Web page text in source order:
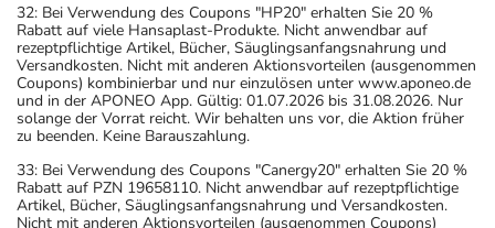
32: Bei Verwendung des Coupons "HP20" erhalten Sie 20 %
Rabatt auf viele Hansaplast-Produkte. Nicht anwendbar auf
rezeptpflichtige Artikel, Bücher, Säuglingsanfangsnahrung und
Versandkosten. Nicht mit anderen Aktionsvorteilen (ausgenommen
Coupons) kombinierbar und nur einzulösen unter www.aponeo.de
und in der APONEO App. Gültig: 01.07.2026 bis 31.08.2026. Nur
solange der Vorrat reicht. Wir behalten uns vor, die Aktion früher
zu beenden. Keine Barauszahlung.
33: Bei Verwendung des Coupons "Canergy20" erhalten Sie 20 %
Rabatt auf PZN 19658110. Nicht anwendbar auf rezeptpflichtige
Artikel, Bücher, Säuglingsanfangsnahrung und Versandkosten.
Nicht mit anderen Aktionsvorteilen (ausgenommen Coupons)